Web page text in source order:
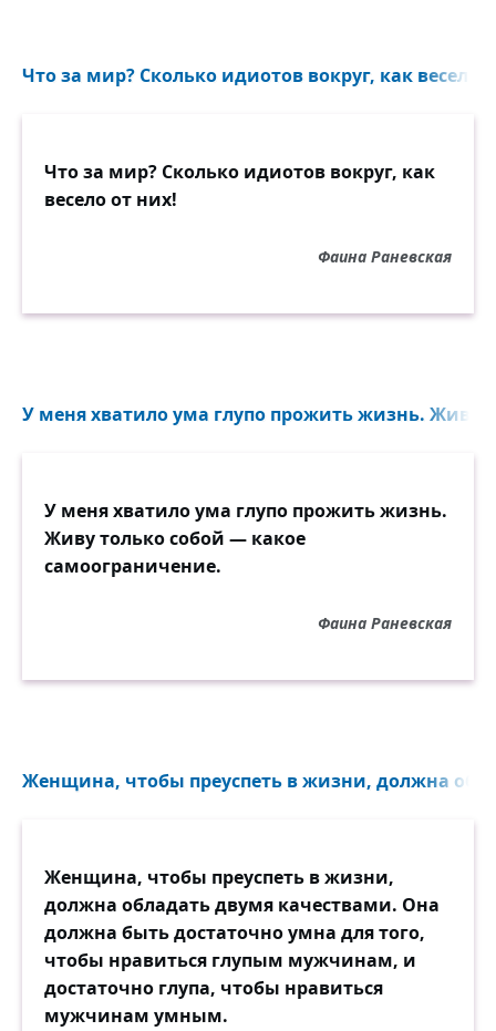
Что за мир? Сколько идиотов вокруг, как весело
Что за мир? Сколько идиотов вокруг, как
весело от них!
Фаина Раневская
У меня хватило ума глупо прожить жизнь. Живу
У меня хватило ума глупо прожить жизнь.
Живу только собой — какое
самоограничение.
Фаина Раневская
Женщина, чтобы преуспеть в жизни, должна
Женщина, чтобы преуспеть в жизни,
должна обладать двумя качествами. Она
должна быть достаточно умна для того,
чтобы нравиться глупым мужчинам, и
достаточно глупа, чтобы нравиться
мужчинам умным.